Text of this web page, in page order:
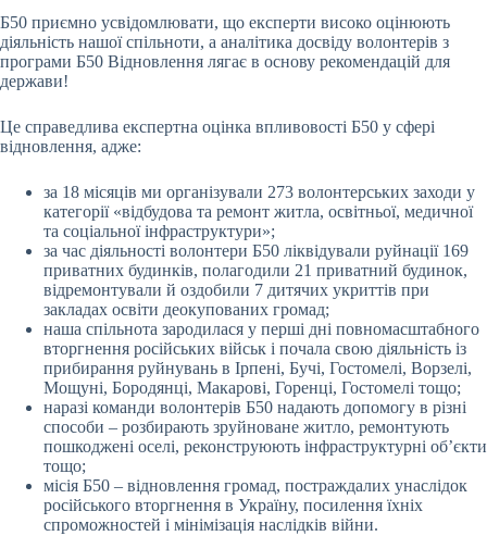
Б50 приємно усвідомлювати, що експерти високо оцінюють
діяльність нашої спільноти, а аналітика досвіду волонтерів з
програми Б50 Відновлення лягає в основу рекомендацій для
держави!
Це справедлива експертна оцінка впливовості Б50 у сфері
відновлення, адже:
за 18 місяців ми організували 273 волонтерських заходи у
категорії «відбудова та ремонт житла, освітньої, медичної
та соціальної інфраструктури»;
за час діяльності волонтери Б50 ліквідували руйнації 169
приватних будинків, полагодили 21 приватний будинок,
відремонтували й оздобили 7 дитячих укриттів при
закладах освіти деокупованих громад;
наша спільнота зародилася у перші дні повномасштабного
вторгнення російських військ і почала свою діяльність із
прибирання руйнувань в Ірпені, Бучі, Гостомелі, Ворзелі,
Мощуні, Бородянці, Макарові, Горенці, Гостомелі тощо;
наразі команди волонтерів Б50 надають допомогу в різні
способи – розбирають зруйноване житло, ремонтують
пошкоджені оселі, реконструюють інфраструктурні об’єкти
тощо;
місія Б50 – відновлення громад, постраждалих унаслідок
російського вторгнення в Україну, посилення їхніх
спроможностей і мінімізація наслідків війни.